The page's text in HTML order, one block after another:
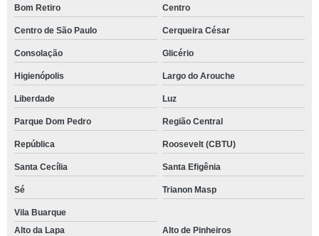
Bom Retiro Centro
Centro de São Paulo Cerqueira César
Consolação Glicério
Higienópolis Largo do Arouche
Liberdade Luz
Parque Dom Pedro Região Central
República Roosevelt (CBTU)
Santa Cecília Santa Efigênia
Sé Trianon Masp
Vila Buarque
Alto da Lapa
Alto de Pinheiros